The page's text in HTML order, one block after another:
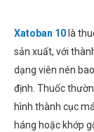
Xatoban 10 là
sản xuất, với
dạng viên nén
định. Thuốc
hình thành cục
háng hoặc khớp